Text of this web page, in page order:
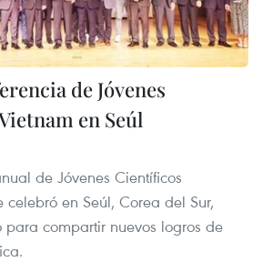
de Jóvenes
en Seúl
de Jóvenes Científicos
celebró en Seúl, Corea del Sur,
compartir nuevos logros de